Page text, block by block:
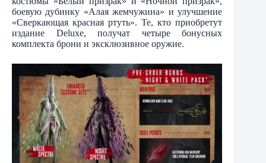
боевую дубинку «Алая жемчужина» и улучшение
«Сверкающая красная ртуть». Те, кто приобретут
издание Deluxe, получат четыре бонусных
комплекта брони и эксклюзивное оружие.